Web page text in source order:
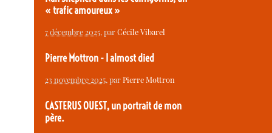
« trafic amoureux »
7 décembre 2025, parCécile Vibarel
Pierre Mottron - I almost died
23 novembre 2025, parPierre Mottron
CASTERUS OUEST, un portrait de mon
père.